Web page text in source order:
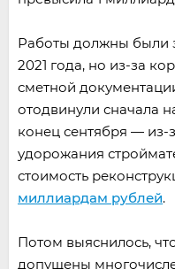
Работы должны были
2021 года, но из-за
сметной
отодвинули сначала
конец сентября — из-
удорожания
стоимость
миллиардам рублей.
Потом выяснилось,
допущены